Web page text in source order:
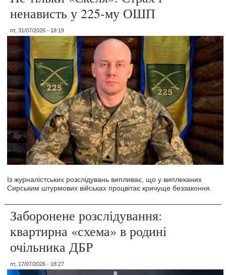
ненависть у 225-му ОШП
пт, 31/07/2026 - 18:19
Із журналістських розслідувань випливає, що у виплеканих
Сирським штурмових військах процвітає кричуще беззаконня.
Заборонене розслідування:
квартирна «схема» в родині
очільника ДБР
пт, 17/07/2026 - 18:27